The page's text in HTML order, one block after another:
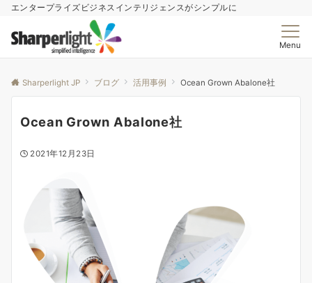
エンタープライズビジネスインテリジェンスがシンプルに
Menu
Sharperlight JP ブログ 活用事例 Ocean Grown Abalone社
Ocean Grown Abalone社
2021年12月23日